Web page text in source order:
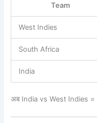
Team
West Indies
South Africa
India
अब India vs West Indies =